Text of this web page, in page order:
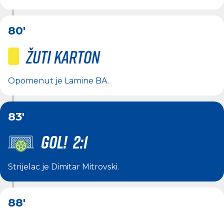
80'
Žuti karton
Opomenut je Lamine BA.
83'
GOL! 2:1
Strijelac je Dimitar Mitrovski.
88'